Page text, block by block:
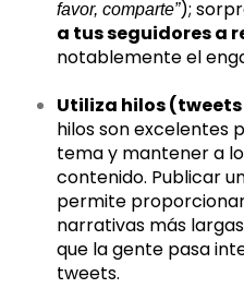
favor, comparte”);
a tus seguidores a
notablemente el
Utiliza hilos
hilos son excelentes
tema y mantener a
contenido. Publicar
permite
narrativas más
que la gente pasa
tweets.